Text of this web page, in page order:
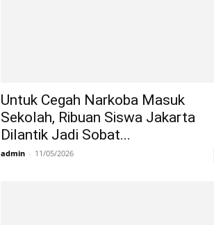
Untuk Cegah Narkoba Masuk
Sekolah, Ribuan Siswa Jakarta
Dilantik Jadi Sobat...
admin - 11/05/2026